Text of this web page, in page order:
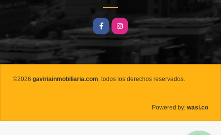
FacebookInstagram
©2026 gaviriainmobiliaria.com, todos los derechos reservados.
Powered by: wasi.co